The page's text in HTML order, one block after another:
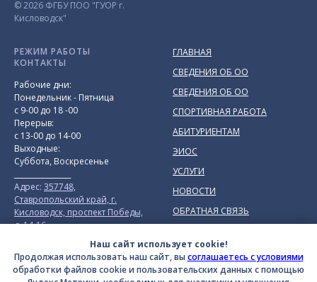
Наш сайт использует cookie!
Продолжая использовать наш сайт, вы соглашаетесь с условиями
обработки файлов cookie и пользовательских данных с помощью
© 2026 ФГБУ ПОО "ГУОР г.
Кисловодск"
РЕЖИМ РАБОТЫ
КОНТАКТЫ
Рабочие дни:
Понедельник - Пятница
с 9-00 до 18 -00
Перерыв:
с 13-00 до 14-00
Выходные:
Суббота, Воскресенье
Адрес: 357748,
Ставропольский край, г.
Кисловодск, проспект Победы,
д. 14-16
+7(87937) 9-73-48
Mail: priemnay@kislovodsk-
sport.ru
ГЛАВНАЯ
СВЕДЕНИЯ ОБ ОО
СВЕДЕНИЯ ОБ ОО
СПОРТИВНАЯ РАБОТА
АБИТУРИЕНТАМ
ЭИОС
УСЛУГИ
НОВОСТИ
ОБРАТНАЯ СВЯЗЬ